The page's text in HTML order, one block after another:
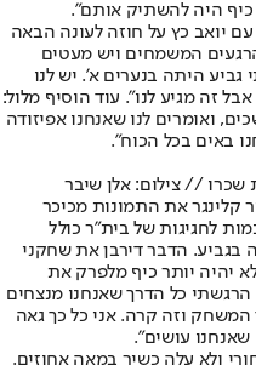
כיף היה להשתיק אותם".
יואב כץ על חוזה לעונה הבאה
המשמחים ויש מעטים
היתה בנערים א'. יש לנו
זה מגיע לנו". עוד הוסיף מלול:
ואומרים לנו שאנחנו אפיזודה
באים בכל הכוח".
// צילום: אלן שיבר
קלינגר את התמונות מכיכר
לחגיגות של בית"ר כולל
בגביע. הדבר דירבן את שחקני
יהיה יותר כיף מלפרק את
כל הדרך שאנחנו מנצחים
וזה קרה. אני כל כך גאה
עושים".
ולא עלה כשיר במאה אחוזים.